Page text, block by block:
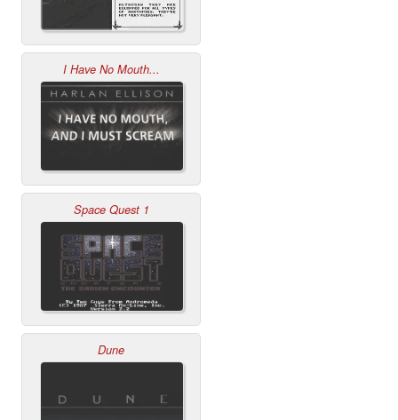
I Have No Mouth...
Space Quest 1
Dune